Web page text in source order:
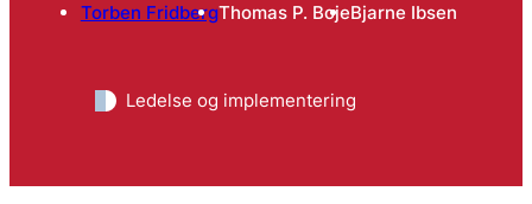
Torben FridbergThomas P. BojeBjarne Ibsen
Ledelse og implementering